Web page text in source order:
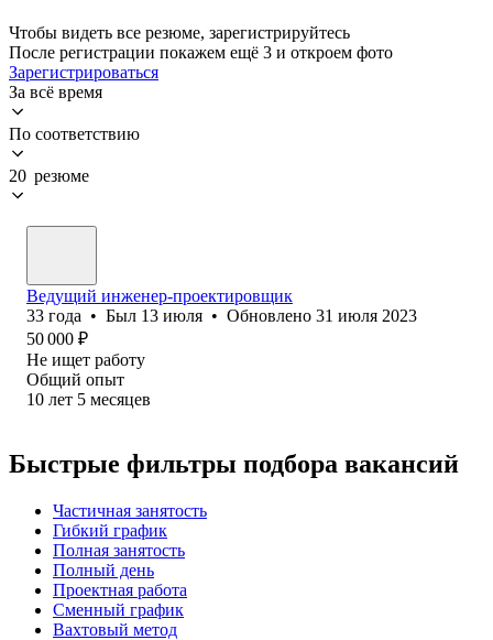
Чтобы видеть все резюме, зарегистрируйтесь
После регистрации покажем ещё 3 и откроем фото
Зарегистрироваться
За всё время
По соответствию
20 резюме
Ведущий инженер-проектировщик
33 года • Был 13 июля • Обновлено 31 июля 2023
50 000 ₽
Не ищет работу
Общий опыт
10 лет 5 месяцев
Быстрые фильтры подбора вакансий
Частичная занятость
Гибкий график
Полная занятость
Полный день
Проектная работа
Сменный график
Вахтовый метод